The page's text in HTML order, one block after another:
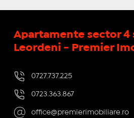
Apartamente sector 4
Leordeni - Premier
0727.737.225
0723.363.867
office@premierimobiliare.ro